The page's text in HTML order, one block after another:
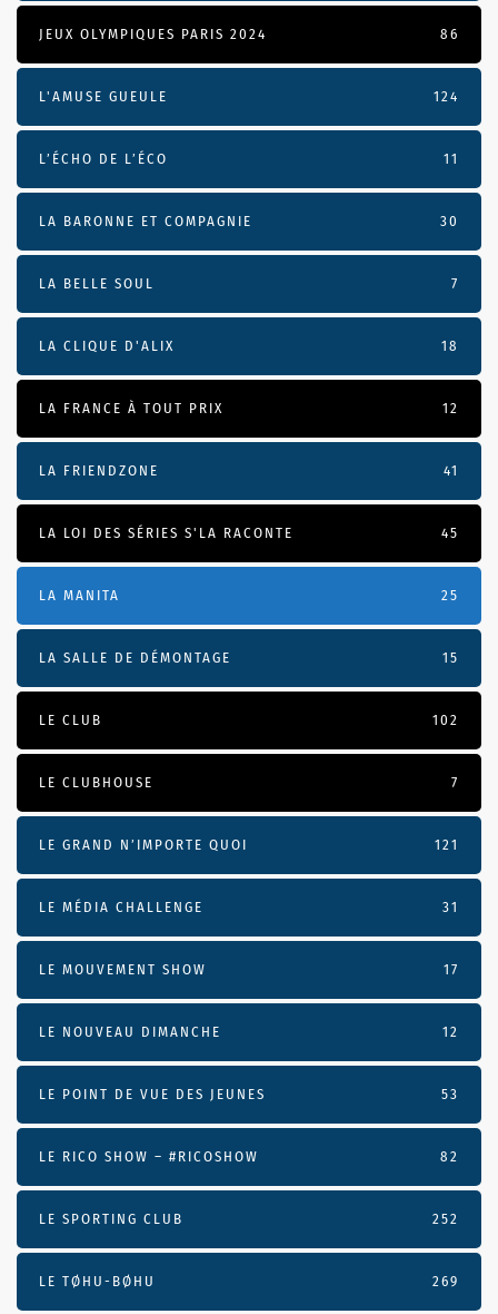
JEUX OLYMPIQUES PARIS 2024 86
L'AMUSE GUEULE 124
L’ÉCHO DE L’ÉCO 11
LA BARONNE ET COMPAGNIE 30
LA BELLE SOUL 7
LA CLIQUE D'ALIX 18
LA FRANCE À TOUT PRIX 12
LA FRIENDZONE 41
LA LOI DES SÉRIES S'LA RACONTE 45
LA MANITA 25
LA SALLE DE DÉMONTAGE 15
LE CLUB 102
LE CLUBHOUSE 7
LE GRAND N’IMPORTE QUOI 121
LE MÉDIA CHALLENGE 31
LE MOUVEMENT SHOW 17
LE NOUVEAU DIMANCHE 12
LE POINT DE VUE DES JEUNES 53
LE RICO SHOW – #RICOSHOW 82
LE SPORTING CLUB 252
LE TØHU-BØHU 269